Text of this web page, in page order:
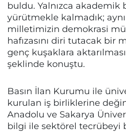
buldu. Yalnızca
yürütmekle kalmadık;
milletimizin demokrasi
hafızasını diri tutacak bir
genç kuşaklara
şeklinde konuştu.
Basın İlan Kurumu ile
kurulan iş birliklerine
Anadolu ve Sakarya
bilgi ile sektörel tecrübeyi